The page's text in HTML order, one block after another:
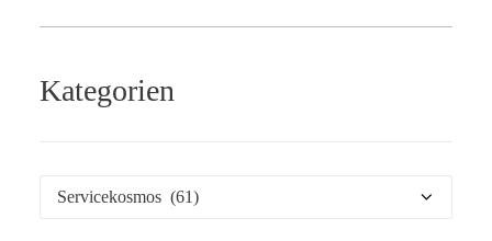
Kategorien
Kategorien